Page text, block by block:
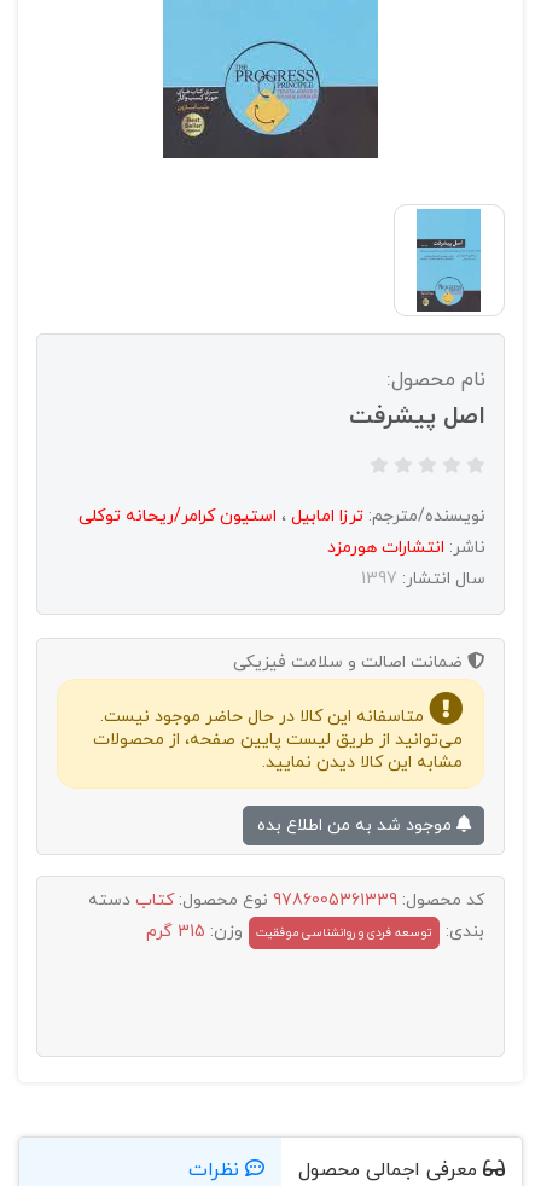
نام محصول:
اصل پیشرفت
نویسنده/مترجم: ترزا امابیل ، استیون کرامر/ریحانه توکلی
ناشر: انتشارات هورمزد
سال انتشار: 1397
ضمانت اصالت و سلامت فیزیکی
متاسفانه این کالا در حال حاضر موجود نیست.
می‌توانید از طریق لیست پایین صفحه، از محصولات
مشابه این کالا دیدن نمایید.
کد محصول: 9786005361339 نوع محصول:کتاب دسته
بندی:
توسعه فردی و روانشناسی موفقیت وزن: 315 گرم
معرفی اجمالی محصول نظرات